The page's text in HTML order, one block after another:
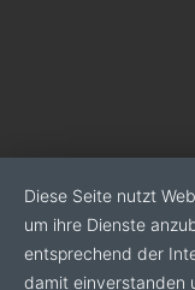
Diese Seite nutzt
um ihre Dienste
entsprechend der
damit einverstanden